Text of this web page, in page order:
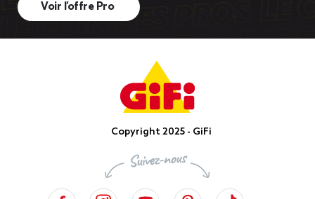
Voir l’offre Pro
Copyright 2025 - GiFi